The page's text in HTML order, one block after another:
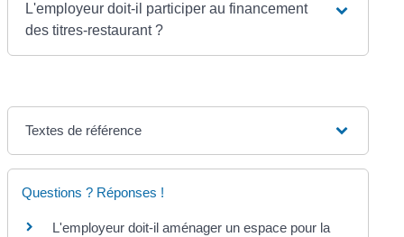
L'employeur doit-il participer au financement
des titres-restaurant ?
Textes de référence
Questions ? Réponses !
L'employeur doit-il aménager un espace pour la